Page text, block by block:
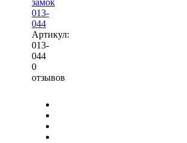
013-
044
Артикул:
013-
044
0
отзывов